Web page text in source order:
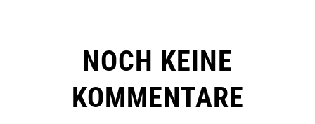
NOCH KEINE
KOMMENTARE